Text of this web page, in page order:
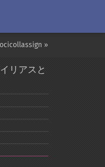
ocicollassign »
リアスと